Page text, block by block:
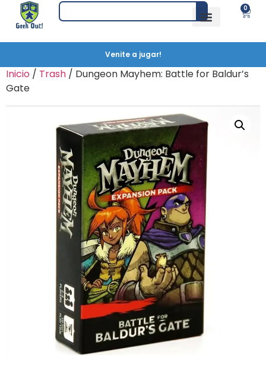
0
Venite a jugar!
Inicio / Trash / Dungeon Mayhem: Battle for Baldur’s
Gate